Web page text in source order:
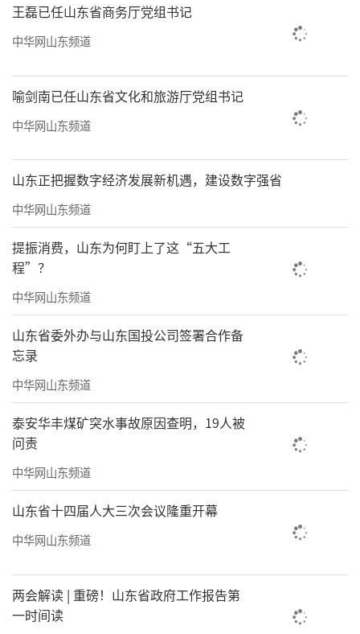
换站。你大可放慢脚步，蹲下身来，与摊主闲
那枚钱币背后藏着哪个朝代的风云。若是运气
好，遇到老藏家，他还会戴上白手套，小心翼
翼地将物件递给你，告诉你如何“长眼”，那
份对老物件的敬畏与热爱，令人动容。
浸烟火与慢时光 | 说走就走的文化慢旅
逛得累了，不妨在市场的角落里寻觅一份
惊喜。除了古玩文玩，更有书画作品、非遗手
作、特色文创等多元文化等你体验。这里也不
乏生活的烟火气，周边的特色小吃与茶饮，时
刻准备着为你续上“淘宝”的体力。
王磊已任山东省商务厅党组书记
中华网山东频道
喻剑南已任山东省文化和旅游厅党组书记
中华网山东频道
山东正把握数字经济发展新机遇，建设数字强省
中华网山东频道
提振消费，山东为何盯上了这“五大工
程”？
中华网山东频道
山东省委外办与山东国投公司签署合作备
忘录
中华网山东频道
泰安华丰煤矿突水事故原因查明，19人被
问责
中华网山东频道
山东省十四届人大三次会议隆重开幕
中华网山东频道
两会解读 | 重磅！山东省政府工作报告第
一时间读